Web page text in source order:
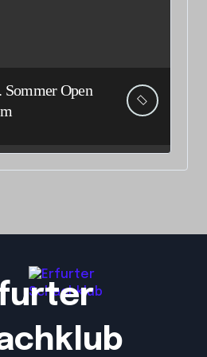
Sommer Open